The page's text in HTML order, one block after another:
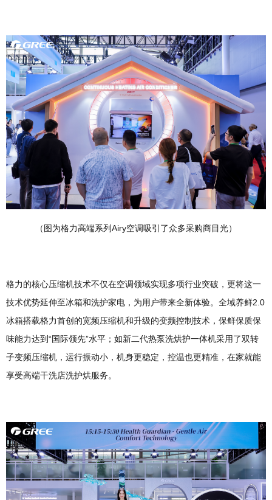
（图为格力高端系列Airy空调吸引了众多采购商目光）
格力的核心压缩机技术不仅在空调领域实现多项行业突破，更将这一
技术优势延伸至冰箱和洗护家电，为用户带来全新体验。全域养鲜2.0
冰箱搭载格力首创的宽频压缩机和升级的变频控制技术，保鲜保质保
味能力达到“国际领先”水平；如新二代热泵洗烘护一体机采用了双转
子变频压缩机，运行振动小，机身更稳定，控温也更精准，在家就能
享受高端干洗店洗护烘服务。